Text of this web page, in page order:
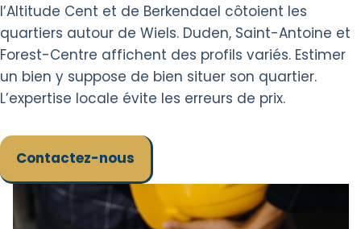
l’Altitude Cent et de Berkendael côtoient les
quartiers autour de Wiels. Duden, Saint-Antoine et
Forest-Centre affichent des profils variés. Estimer
un bien y suppose de bien situer son quartier.
L’expertise locale évite les erreurs de prix.
Contactez-nous